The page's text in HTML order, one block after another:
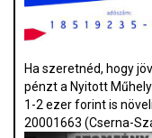
Ha szeretnéd, hogy
pénzt a Nyitott
1-2 ezer forint is
20001663 (Cserna-